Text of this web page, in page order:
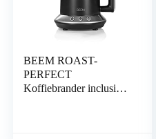
BEEM ROAST-
PERFECT
Koffiebrander inclusief